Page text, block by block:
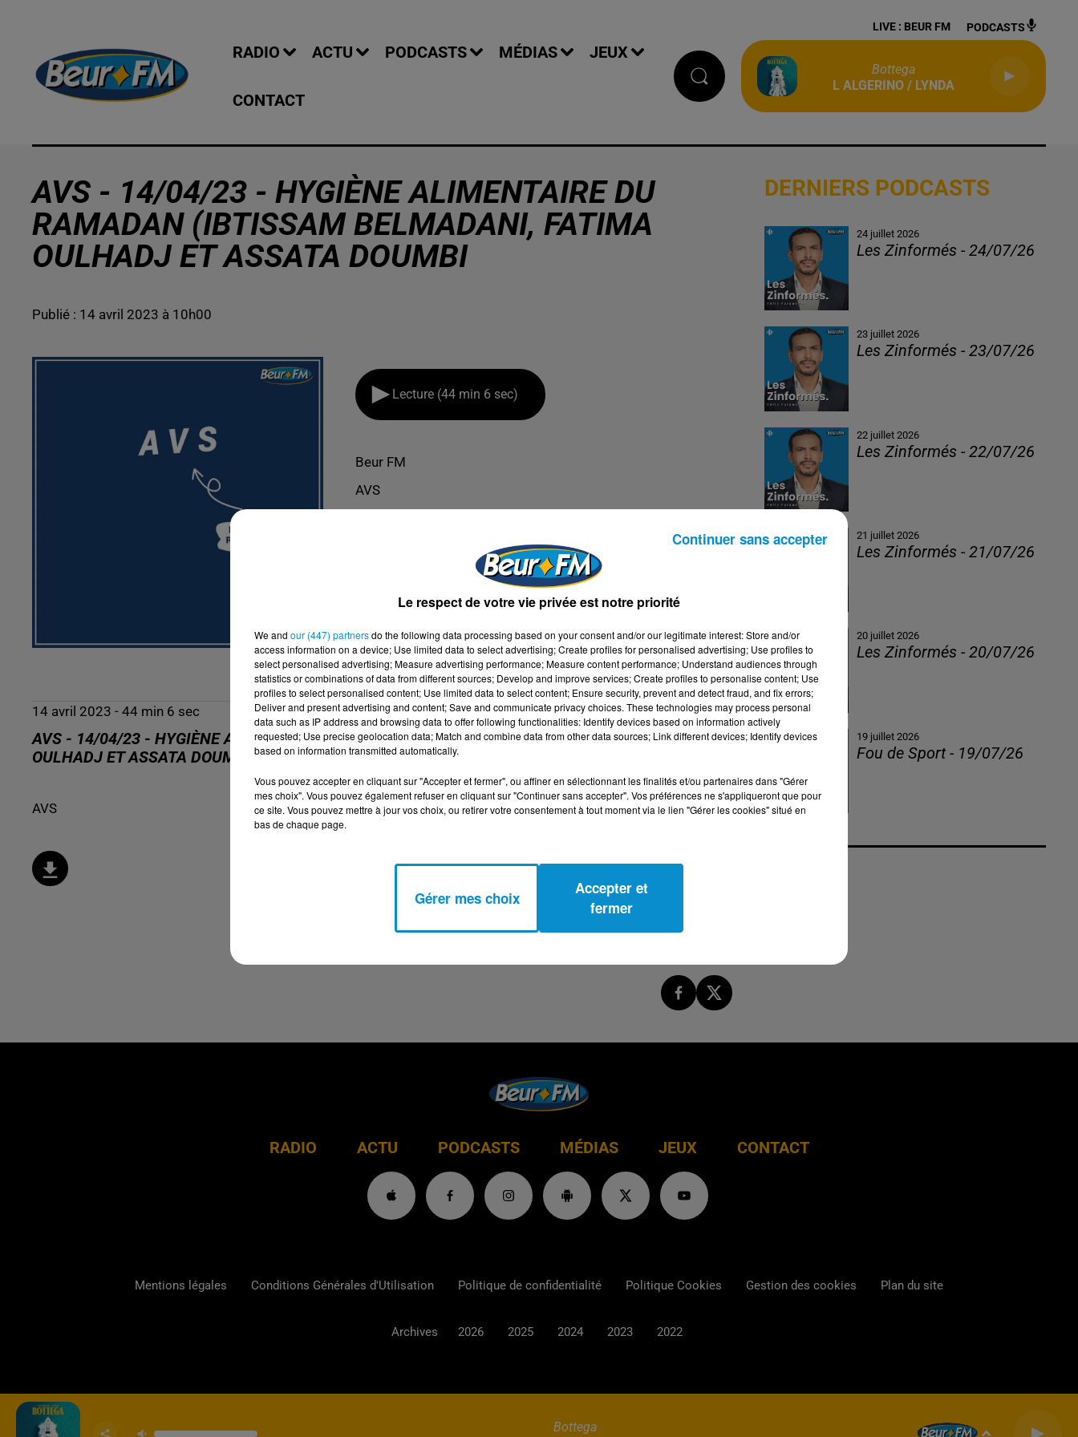
RADIO ACTU PODCASTS MÉDIAS JEUX
CONTACT
LIVE : BEUR FM PODCASTS
Bottega
L ALGERINO / LYNDA
AVS - 14/04/23 - HYGIÈNE ALIMENTAIRE DU
RAMADAN (IBTISSAM BELMADANI, FATIMA
OULHADJ ET ASSATA DOUMBI
Publié : 14 avril 2023 à 10h00
Lecture (44 min 6 sec)
Beur FM
AVS
14 avril 2023 - 44 min 6 sec
AVS - 14/04/23 - HYGIÈNE ALIMENTAIRE DU RAMADAN (IBTISSAM BELMADANI, FATIMA
OULHADJ ET ASSATA DOUMBI
AVS
DERNIERS PODCASTS
24 juillet 2026
Les Zinformés - 24/07/26
23 juillet 2026
Les Zinformés - 23/07/26
22 juillet 2026
Les Zinformés - 22/07/26
21 juillet 2026
Les Zinformés - 21/07/26
20 juillet 2026
Les Zinformés - 20/07/26
19 juillet 2026
Fou de Sport - 19/07/26
RADIO ACTU PODCASTS MÉDIAS JEUX CONTACT
Bottega
Mentions légales Conditions Générales d'Utilisation Politique de confidentialité Politique Cookies Gestion des cookies Plan du site
Archives 2026 2025 2024 2023 2022
Le respect de votre vie privée est notre priorité
We and our (447) partnersdo the following data processing based on your consent and/or our legitimate interest: Store and/or
access information on a device; Use limited data to select advertising; Create profiles for personalised advertising; Use profiles to
select personalised advertising; Measure advertising performance; Measure content performance; Understand audiences through
statistics or combinations of data from different sources; Develop and improve services; Create profiles to personalise content; Use
profiles to select personalised content; Use limited data to select content; Ensure security, prevent and detect fraud, and fix errors;
Deliver and present advertising and content; Save and communicate privacy choices. These technologies may process personal
data such as IP address and browsing data to offer following functionalities: Identify devices based on information actively
requested; Use precise geolocation data; Match and combine data from other data sources; Link different devices; Identify devices
based on information transmitted automatically.
Vous pouvez accepter en cliquant sur "Accepter et fermer", ou affiner en sélectionnant les finalités et/ou partenaires dans "Gérer
mes choix". Vous pouvez également refuser en cliquant sur "Continuer sans accepter". Vos préférences ne s'appliqueront que pour
ce site. Vous pouvez mettre à jour vos choix, ou retirer votre consentement à tout moment via le lien "Gérer les cookies" situé en
bas de chaque page.
Gérer mes choix
Accepter et
fermer
Continuer sans accepter